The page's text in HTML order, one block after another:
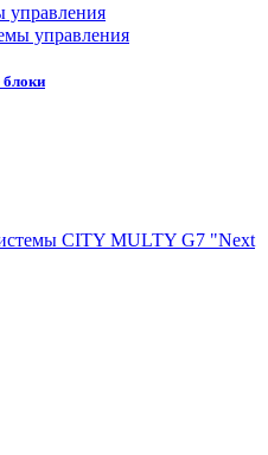
управления
управления
блоки
CITY MULTY G7 "Next